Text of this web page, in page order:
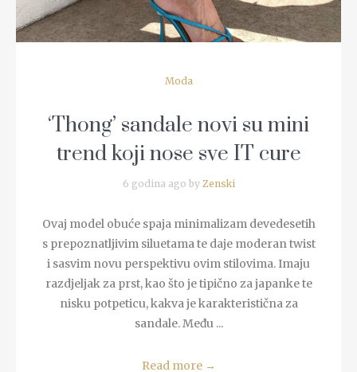
Moda
‘Thong’ sandale novi su mini
trend koji nose sve IT cure
6 godina ago by Zenski
Ovaj model obuće spaja minimalizam devedesetih
s prepoznatljivim siluetama te daje moderan twist
i sasvim novu perspektivu ovim stilovima. Imaju
razdjeljak za prst, kao što je tipično za japanke te
nisku potpeticu, kakva je karakteristična za
sandale. Među ...
Read more →